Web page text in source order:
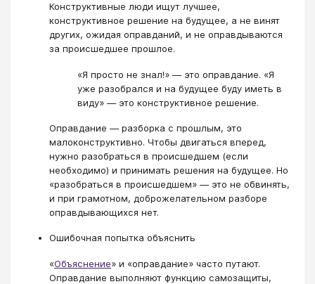
Конструктивные люди ищут лучшее,
конструктивное решение на будущее, а не винят
других, ожидая оправданий, и не оправдываются
за происшедшее прошлое.
«Я просто не знал!» — это оправдание. «Я
уже разобрался и на будущее буду иметь в
виду» — это конструктивное решение.
Оправдание — разборка с прошлым, это
малоконструктивно. Чтобы двигаться вперед,
нужно разобраться в происшедшем (если
необходимо) и принимать решения на будущее. Но
«разобраться в происшедшем» — это не обвинять,
и при грамотном, доброжелательном разборе
оправдывающихся нет.
Ошибочная попытка объяснить
«Объяснение» и «оправдание» часто путают.
Оправдание выполняют функцию самозащиты,